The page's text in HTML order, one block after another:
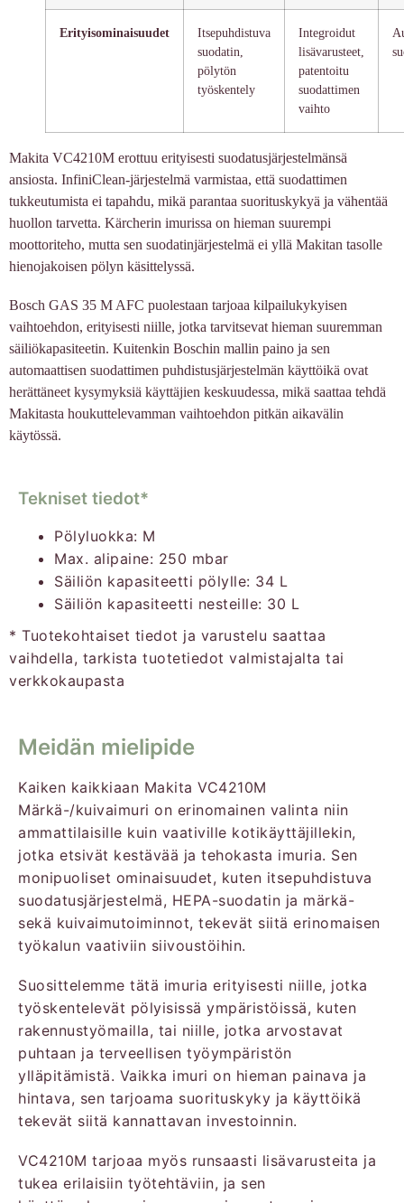
Erityisominaisuudet
Itsepuhdistuva
suodatin,
pölytön
työskentely
Integroidut
lisävarusteet,
patentoitu
suodattimen
vaihto
Makita VC4210M erottuu erityisesti suodatusjärjestelmänsä
ansiosta. InfiniClean-järjestelmä varmistaa, että suodattimen
tukkeutumista ei tapahdu, mikä parantaa suorituskykyä ja vähentää
huollon tarvetta. Kärcherin imurissa on hieman suurempi
moottoriteho, mutta sen suodatinjärjestelmä ei yllä Makitan tasolle
hienojakoisen pölyn käsittelyssä.
Bosch GAS 35 M AFC puolestaan tarjoaa kilpailukykyisen
vaihtoehdon, erityisesti niille, jotka tarvitsevat hieman suuremman
säiliökapasiteetin. Kuitenkin Boschin mallin paino ja sen
automaattisen suodattimen puhdistusjärjestelmän käyttöikä ovat
herättäneet kysymyksiä käyttäjien keskuudessa, mikä saattaa tehdä
Makitasta houkuttelevamman vaihtoehdon pitkän aikavälin
käytössä.
Tekniset tiedot*
Pölyluokka: M
Max. alipaine: 250 mbar
Säiliön kapasiteetti pölylle: 34 L
Säiliön kapasiteetti nesteille: 30 L
* Tuotekohtaiset tiedot ja varustelu saattaa
vaihdella, tarkista tuotetiedot valmistajalta tai
verkkokaupasta
Meidän mielipide
Kaiken kaikkiaan Makita VC4210M
Märkä-/kuivaimuri on erinomainen valinta niin
ammattilaisille kuin vaativille kotikäyttäjillekin,
jotka etsivät kestävää ja tehokasta imuria. Sen
monipuoliset ominaisuudet, kuten itsepuhdistuva
suodatusjärjestelmä, HEPA-suodatin ja märkä-
sekä kuivaimutoiminnot, tekevät siitä erinomaisen
työkalun vaativiin siivoustöihin.
Suosittelemme tätä imuria erityisesti niille, jotka
työskentelevät pölyisissä ympäristöissä, kuten
rakennustyömailla, tai niille, jotka arvostavat
puhtaan ja terveellisen työympäristön
ylläpitämistä. Vaikka imuri on hieman painava ja
hintava, sen tarjoama suorituskyky ja käyttöikä
tekevät siitä kannattavan investoinnin.
VC4210M tarjoaa myös runsaasti lisävarusteita ja
tukea erilaisiin työtehtäviin, ja sen